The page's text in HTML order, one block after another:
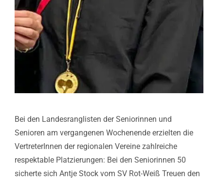
Bei den Landesranglisten der Seniorinnen und
Senioren am vergangenen Wochenende erzielten die
VertreterInnen der regionalen Vereine zahlreiche
respektable Platzierungen: Bei den Seniorinnen 50
sicherte sich Antje Stock vom SV Rot-Weiß Treuen den